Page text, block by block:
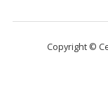
Copyright ©